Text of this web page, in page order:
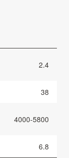
2.4
38
4000-5800
6.8